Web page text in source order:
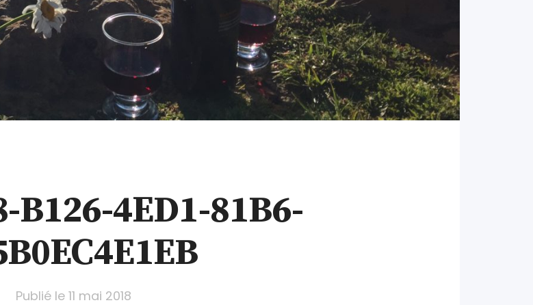
B126-4ED1-81B6-
Publié le 11 mai 2018